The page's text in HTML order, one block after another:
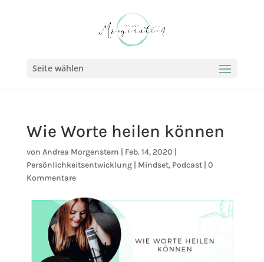
Seite wählen
Wie Worte heilen können
von Andrea Morgenstern | Feb. 14, 2020 |
Persönlichkeitsentwicklung | Mindset, Podcast| 0
Kommentare